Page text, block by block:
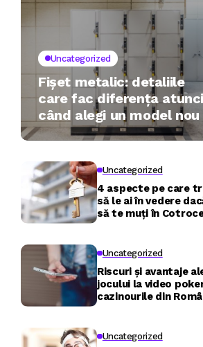
Uncategorized
Fișet metalic: detaliile
care fac diferența atunci
când alegi un model nou
Uncategorized
4 aspecte pe care
să le ai în vedere
să te muți în
Uncategorized
Riscuri și avantaje
jocului la video
cazinourile din
Uncategorized